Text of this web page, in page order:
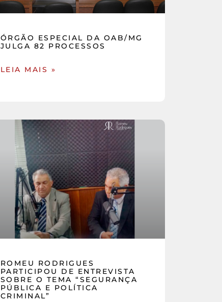
ÓRGÃO ESPECIAL DA OAB/MG
JULGA 82 PROCESSOS
LEIA MAIS »
ROMEU RODRIGUES
PARTICIPOU DE ENTREVISTA
SOBRE O TEMA “SEGURANÇA
PÚBLICA E POLÍTICA
CRIMINAL”